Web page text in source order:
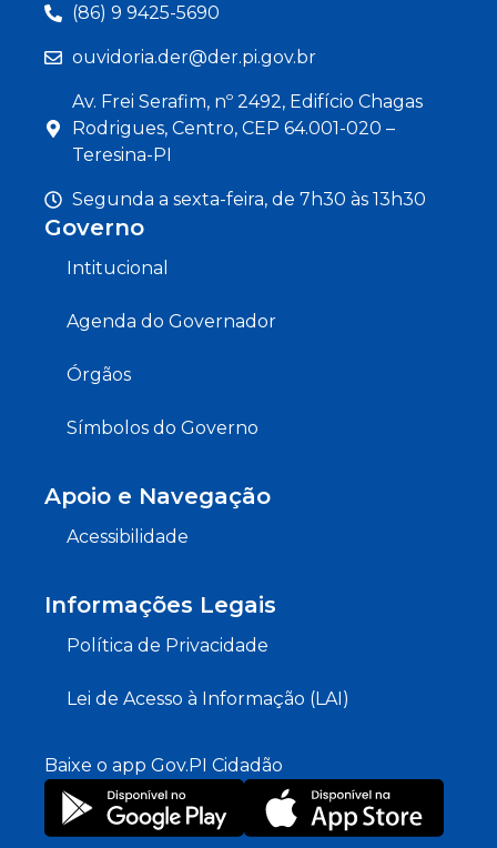
(86) 9 9425-5690
ouvidoria.der@der.pi.gov.br
Av. Frei Serafim, nº 2492, Edifício Chagas
Rodrigues, Centro, CEP 64.001-020 –
Teresina-PI
Segunda a sexta-feira, de 7h30 às 13h30
Governo
Intitucional
Agenda do Governador
Órgãos
Símbolos do Governo
Apoio e Navegação
Acessibilidade
Informações Legais
Política de Privacidade
Lei de Acesso à Informação (LAI)
Baixe o app Gov.PI Cidadão